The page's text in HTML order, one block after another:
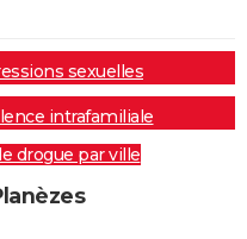
sexuelles
intrafamiliale
drogue par ville